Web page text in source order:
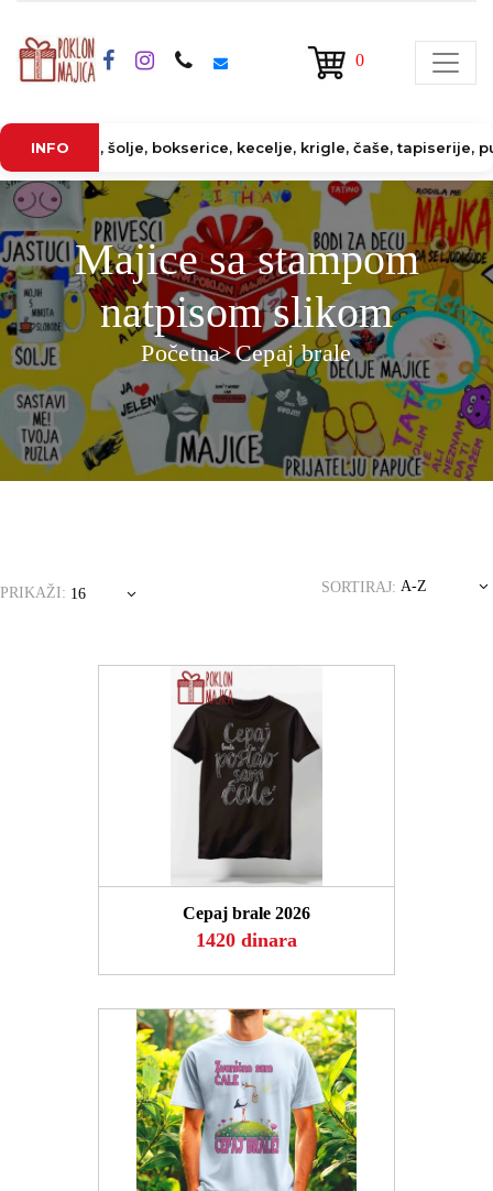
0
INFO
šolje, bokserice, kecelje, krigle, čaše, tapiserije, puzzle,
Majice sa stampom
natpisom slikom
Početna Cepaj brale
PRIKAŽI: 16 SORTIRAJ: A-Z
POGLEDAJ
Cepaj brale 2026
1420 dinara